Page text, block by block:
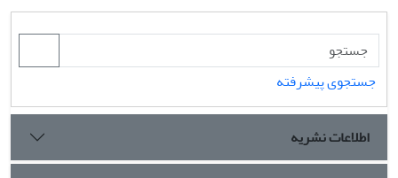
جستجوی پیشرفته
اطلاعات نشریه